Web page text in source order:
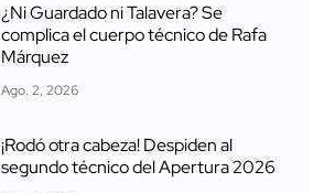
¿Ni Guardado ni Talavera? Se
complica el cuerpo técnico de Rafa
Márquez
Ago. 2, 2026
¡Rodó otra cabeza! Despiden al
segundo técnico del Apertura 2026